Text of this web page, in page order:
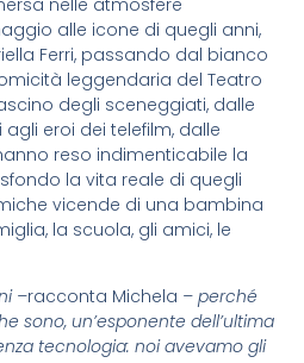
alle icone di quegli anni,
Ferri, passando dal bianco
leggendaria del Teatro
degli sceneggiati, dalle
eroi dei telefilm, dalle
reso indimenticabile la
la vita reale di quegli
vicende di una bambina
la scuola, gli amici, le
–racconta Michela – perché
sono, un’esponente dell’ultima
tecnologia: noi avevamo gli